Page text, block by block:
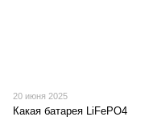
20 июня 2025
Какая батарея LiFePO4